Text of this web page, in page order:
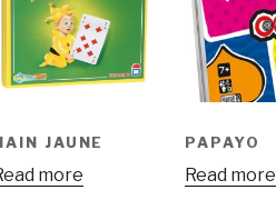
JAUNE
more
PAPAYO
Read more